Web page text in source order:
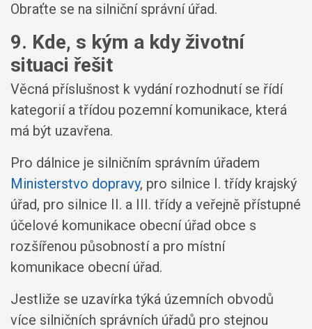
Obraťte se na silniční správní úřad.
9. Kde, s kým a kdy životní
situaci řešit
Věcná příslušnost k vydání rozhodnutí se řídí
kategorií a třídou pozemní komunikace, která
má být uzavřena.
Pro dálnice je silničním správním úřadem
Ministerstvo dopravy, pro silnice I. třídy krajský
úřad, pro silnice II. a III. třídy a veřejně přístupné
účelové komunikace obecní úřad obce s
rozšířenou působností a pro místní
komunikace obecní úřad.
Jestliže se uzavírka týká územních obvodů
více silničních správních úřadů pro stejnou